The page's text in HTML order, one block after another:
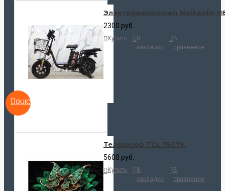
QUICKVIEW
Электровелосипед Maikaolin
2300 руб.
Купить
В
закладки
В
сравнение
Телевизор TCL 75C7K
5600 руб.
Купить
В
закладки
В
сравнение